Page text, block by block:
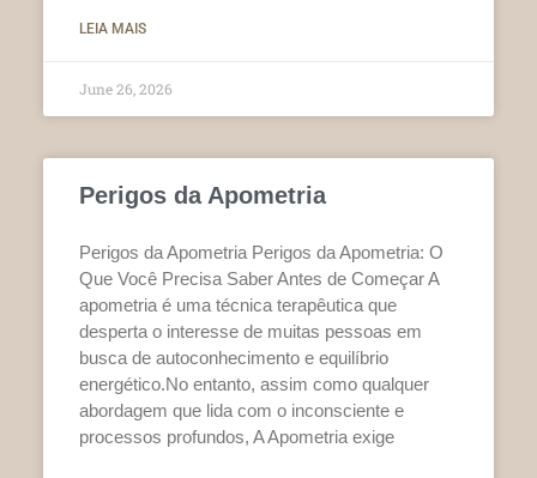
LEIA MAIS
June 26, 2026
Perigos da Apometria
Perigos da Apometria Perigos da Apometria: O
Que Você Precisa Saber Antes de Começar A
apometria é uma técnica terapêutica que
desperta o interesse de muitas pessoas em
busca de autoconhecimento e equilíbrio
energético.No entanto, assim como qualquer
abordagem que lida com o inconsciente e
processos profundos, A Apometria exige